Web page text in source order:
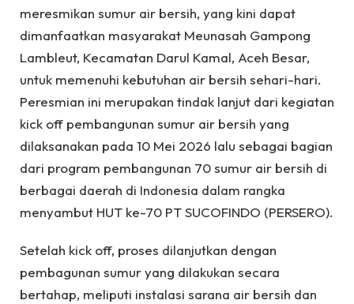
meresmikan sumur air bersih, yang kini dapat
dimanfaatkan masyarakat Meunasah Gampong
Lambleut, Kecamatan Darul Kamal, Aceh Besar,
untuk memenuhi kebutuhan air bersih sehari-hari.
Peresmian ini merupakan tindak lanjut dari kegiatan
kick off pembangunan sumur air bersih yang
dilaksanakan pada 10 Mei 2026 lalu sebagai bagian
dari program pembangunan 70 sumur air bersih di
berbagai daerah di Indonesia dalam rangka
menyambut HUT ke-70 PT SUCOFINDO (PERSERO).
Setelah kick off, proses dilanjutkan dengan
pembagunan sumur yang dilakukan secara
bertahap, meliputi instalasi sarana air bersih dan